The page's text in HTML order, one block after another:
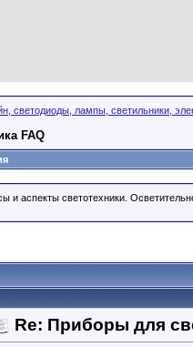
светодиоды, лампы, светильники,
FAQ
и аспекты светотехники.
Re: Приборы для